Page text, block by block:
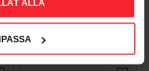
ALLAModern Extra Vit,
Baseco
588KR